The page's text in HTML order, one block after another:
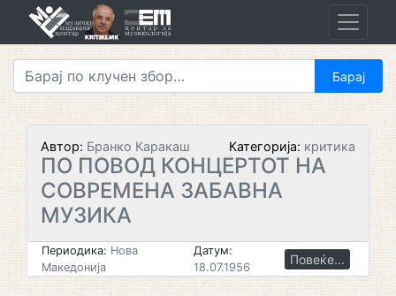
Автор: Бранко Каракаш Категорија: критика
ПО ПОВОД КОНЦЕРТОТ HA
СОВРЕМЕНА ЗАБАВНА
МУЗИКА
Периодика: Нова
Македонија
Датум:
18.07.1956
Повеќе...